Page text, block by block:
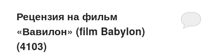
Рецензия на фильм
«Вавилон» (film Babylon)
(4103)